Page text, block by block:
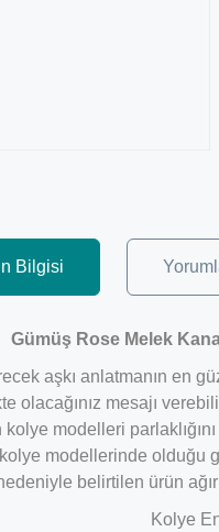
Bilgisi
Gümüş Rose Melek
aşkı anlatmanın
olacağınız mesajı
kolye modelleri
modellerinde
belirtilen ürün
Kolye